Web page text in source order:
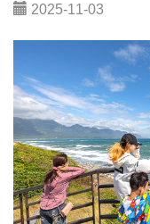
2025-11-03